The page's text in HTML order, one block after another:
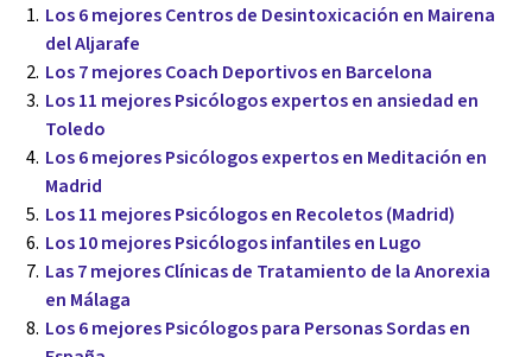
Los 6 mejores Centros de Desintoxicación en Mairena
del Aljarafe
Los 7 mejores Coach Deportivos en Barcelona
Los 11 mejores Psicólogos expertos en ansiedad en
Toledo
Los 6 mejores Psicólogos expertos en Meditación en
Madrid
Los 11 mejores Psicólogos en Recoletos (Madrid)
Los 10 mejores Psicólogos infantiles en Lugo
Las 7 mejores Clínicas de Tratamiento de la Anorexia
en Málaga
Los 6 mejores Psicólogos para Personas Sordas en